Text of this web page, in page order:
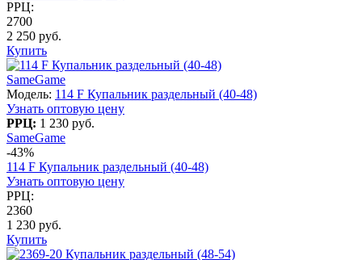
РРЦ:
2700
2 250 руб.
Купить
SameGame
Модель: 114 F Купальник раздельный (40-48)
Узнать оптовую цену
РРЦ: 1 230 руб.
SameGame
-43%
114 F Купальник раздельный (40-48)
Узнать оптовую цену
РРЦ:
2360
1 230 руб.
Купить